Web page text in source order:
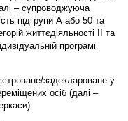
– супроводжуюча
підгрупи А або 50 та
життєдіяльності II та
програмі
задеклароване у
осіб (далі –